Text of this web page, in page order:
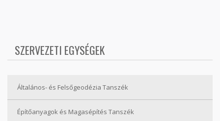
SZERVEZETI EGYSÉGEK
Általános- és Felsőgeodézia Tanszék
Építőanyagok és Magasépítés Tanszék